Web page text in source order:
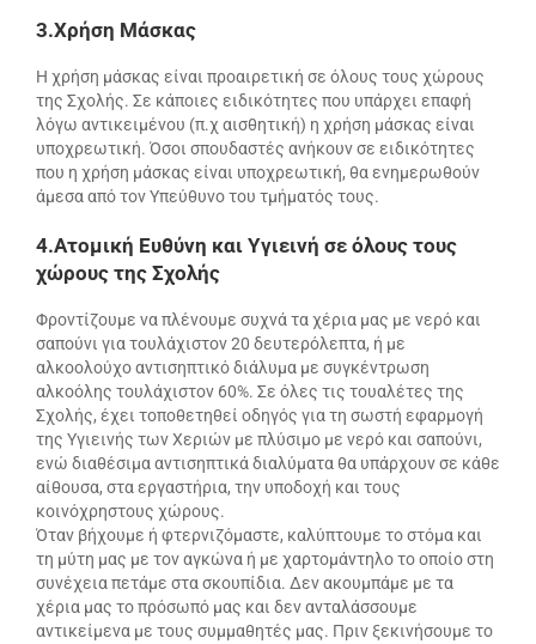
3.Χρήση Μάσκας
Η χρήση μάσκας είναι προαιρετική σε όλους τους χώρους
της Σχολής. Σε κάποιες ειδικότητες που υπάρχει επαφή
λόγω αντικειμένου (π.χ αισθητική) η χρήση μάσκας είναι
υποχρεωτική. Όσοι σπουδαστές ανήκουν σε ειδικότητες
που η χρήση μάσκας είναι υποχρεωτική, θα ενημερωθούν
άμεσα από τον Υπεύθυνο του τμήματός τους.
4.Ατομική Ευθύνη και Υγιεινή σε όλους τους
χώρους της Σχολής
Φροντίζουμε να πλένουμε συχνά τα χέρια μας με νερό και
σαπούνι για τουλάχιστον 20 δευτερόλεπτα, ή με
αλκοολούχο αντισηπτικό διάλυμα με συγκέντρωση
αλκοόλης τουλάχιστον 60%. Σε όλες τις τουαλέτες της
Σχολής, έχει τοποθετηθεί οδηγός για τη σωστή εφαρμογή
της Υγιεινής των Χεριών με πλύσιμο με νερό και σαπούνι,
ενώ διαθέσιμα αντισηπτικά διαλύματα θα υπάρχουν σε κάθε
αίθουσα, στα εργαστήρια, την υποδοχή και τους
κοινόχρηστους χώρους.
Όταν βήχουμε ή φτερνιζόμαστε, καλύπτουμε το στόμα και
τη μύτη μας με τον αγκώνα ή με χαρτομάντηλο το οποίο στη
συνέχεια πετάμε στα σκουπίδια. Δεν ακουμπάμε με τα
χέρια μας το πρόσωπό μας και δεν ανταλάσσουμε
αντικείμενα με τους συμμαθητές μας. Πριν ξεκινήσουμε το